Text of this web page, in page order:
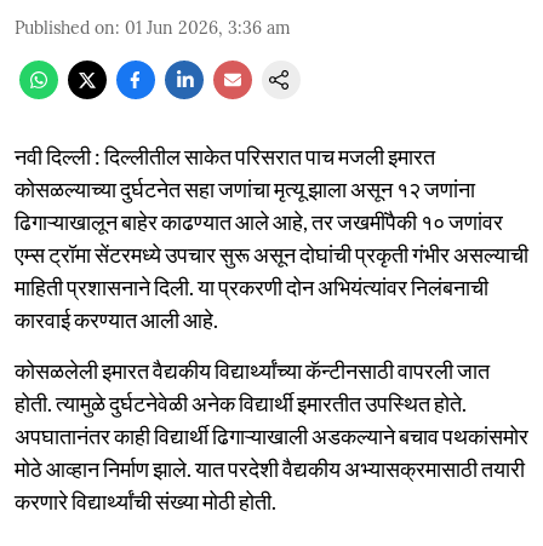
Published on: 01 Jun 2026, 3:36 am
नवी दिल्ली : दिल्लीतील साकेत परिसरात पाच मजली इमारत
कोसळल्याच्या दुर्घटनेत सहा जणांचा मृत्यू झाला असून १२ जणांना
ढिगाऱ्याखालून बाहेर काढण्यात आले आहे, तर जखमींपैकी १० जणांवर
एम्स ट्रॉमा सेंटरमध्ये उपचार सुरू असून दोघांची प्रकृती गंभीर असल्याची
माहिती प्रशासनाने दिली. या प्रकरणी दोन अभियंत्यांवर निलंबनाची
कारवाई करण्यात आली आहे.
कोसळलेली इमारत वैद्यकीय विद्यार्थ्यांच्या कॅन्टीनसाठी वापरली जात
होती. त्यामुळे दुर्घटनेवेळी अनेक विद्यार्थी इमारतीत उपस्थित होते.
अपघातानंतर काही विद्यार्थी ढिगाऱ्याखाली अडकल्याने बचाव पथकांसमोर
मोठे आव्हान निर्माण झाले. यात परदेशी वैद्यकीय अभ्यासक्रमासाठी तयारी
करणारे विद्यार्थ्यांची संख्या मोठी होती.